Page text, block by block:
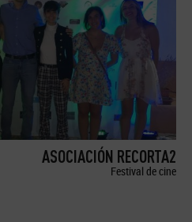
ASOCIACIÓN RECORTA2
Festival de cine